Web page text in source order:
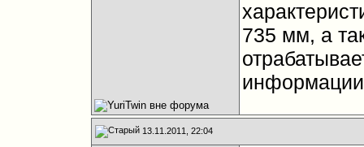
735 мм, а
13.11.2011, 22:04